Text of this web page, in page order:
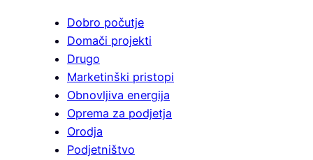
Dobro počutje
Domači projekti
Drugo
Marketinški pristopi
Obnovljiva energija
Oprema za podjetja
Orodja
Podjetništvo